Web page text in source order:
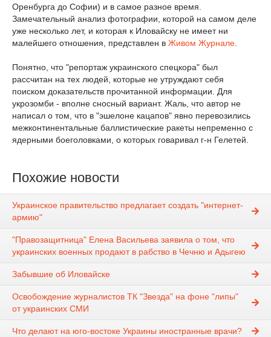
Оренбурга до Софии) и в самое разное время.
Замечательный анализ фотографии, которой на самом деле
уже несколько лет, и которая к Иловайску не имеет ни
малейшего отношения, представлен в Живом Журнале
Понятно, что "репортаж украинского спецкора" был
рассчитан на тех людей, которые не утруждают себя
поиском доказательств прочитанной информации. Для
укрозомби - вполне сносный вариант. Жаль, что автор не
написал о том, что в "эшелоне кацапов" явно перевозились
межконтинентальные баллистические ракеты непременно с
ядерными боеголовками, о которых говаривал г-н Гелетей.
Похожие новости
Украинское правительство предлагает создать "интернет-
армию"
"Правозащитница" Елена Васильева заявила о том, что
украинских военных продают в рабство в Чечню и Адыгею
Забывшие об Иловайске
Освобождение журналистов ТК "Звезда" на фоне "липы"
от украинских СМИ
Что делают на юго-востоке Украины иностранные врачи?